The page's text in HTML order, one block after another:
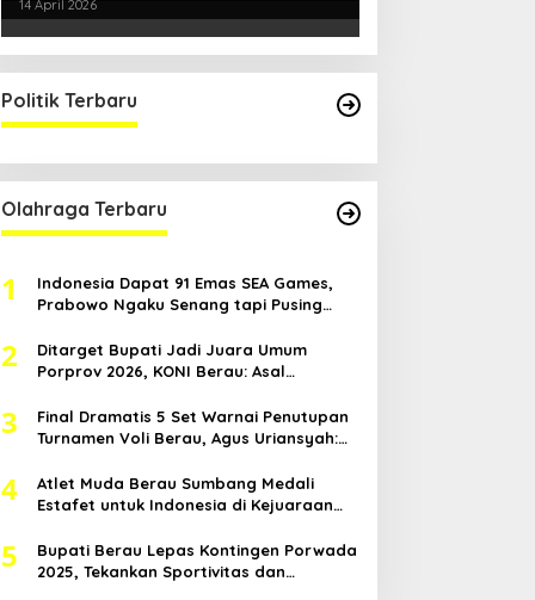
14 April 2026
Politik Terbaru
Olahraga Terbaru
1
Indonesia Dapat 91 Emas SEA Games,
Prabowo Ngaku Senang tapi Pusing
2
Ditarget Bupati Jadi Juara Umum
Porprov 2026, KONI Berau: Asal
3
Final Dramatis 5 Set Warnai Penutupan
Turnamen Voli Berau, Agus Uriansyah:
4
Atlet Muda Berau Sumbang Medali
Estafet untuk Indonesia di Kejuaraan
5
Bupati Berau Lepas Kontingen Porwada
2025, Tekankan Sportivitas dan